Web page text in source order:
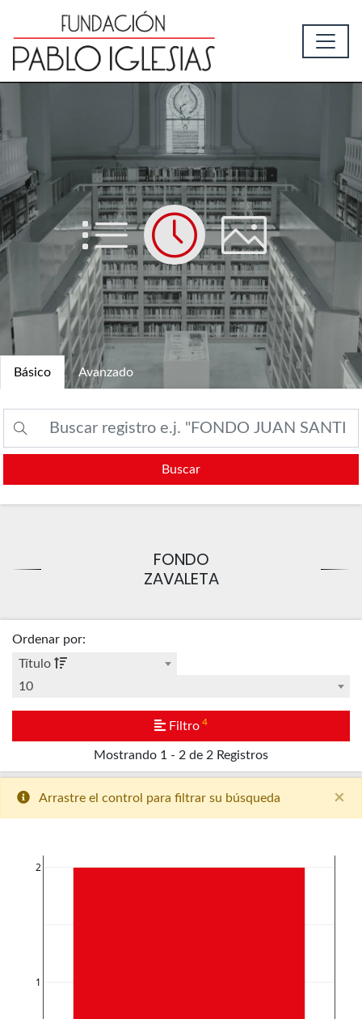
List Time Picture
Básico Avanzado
Buscar
FONDO
ZAVALETA
Mostrando 1 - 2 de 2 Registros
Ordenar por:
Título
10
Filtro 4
×
Arrastre el control para filtrar su búsqueda
1
2